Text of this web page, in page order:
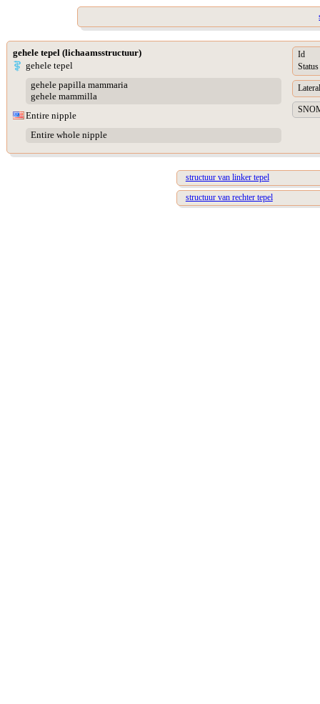
gehele tepel (lichaamsstructuur)
gehele tepel
gehele papilla mammaria
gehele mammilla
Entire nipple
Entire whole nipple
Id
Status
structuur van linker tepel
structuur van rechter tepel